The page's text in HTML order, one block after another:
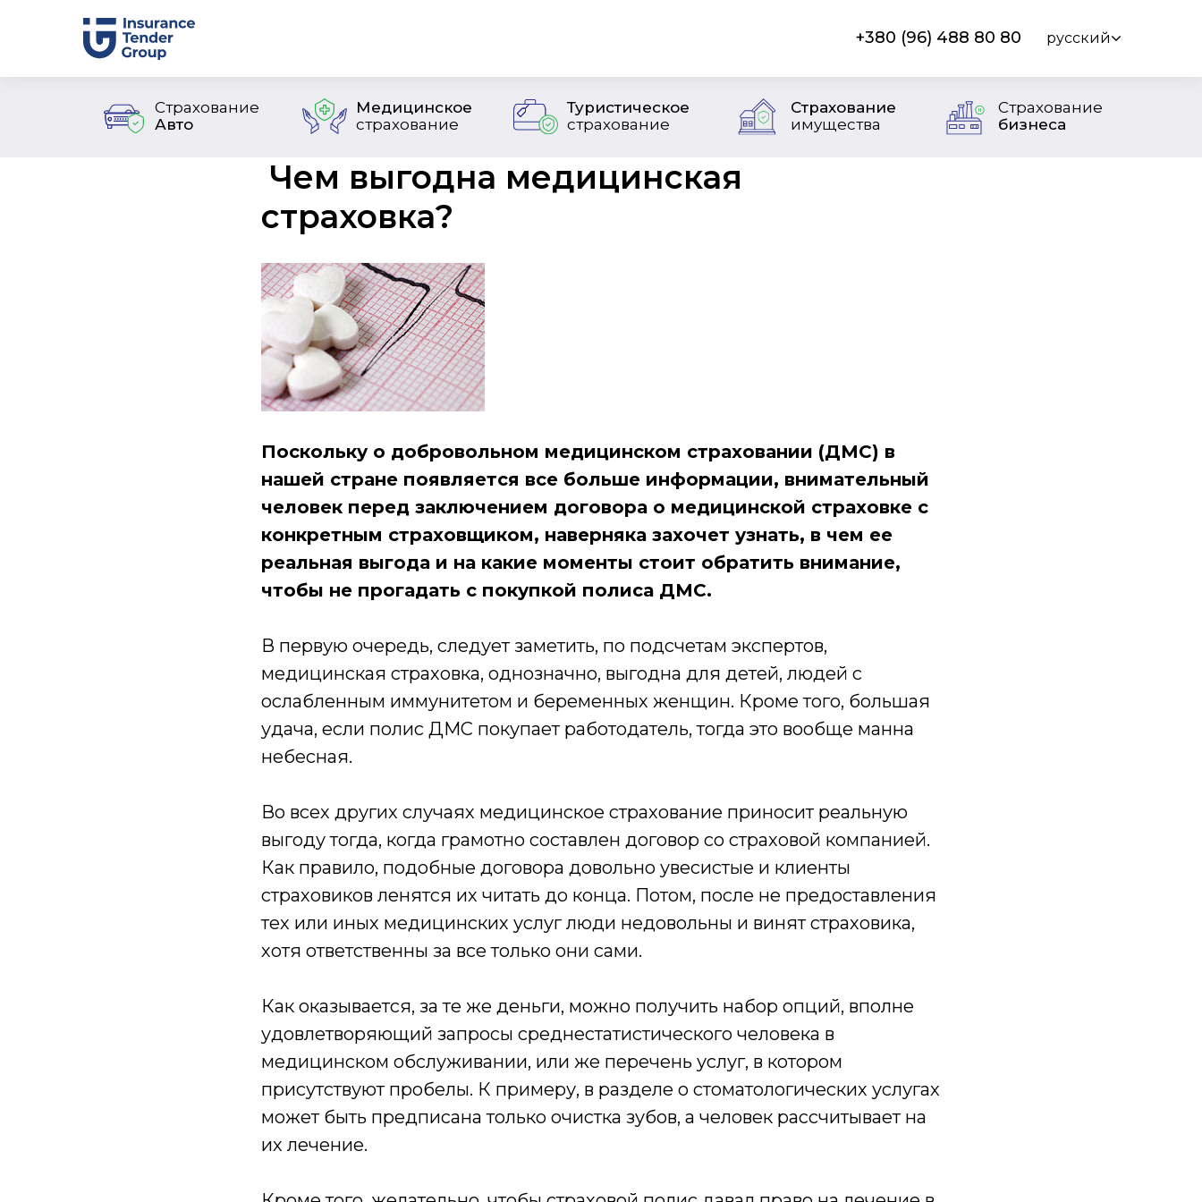
+380 (96) 488 80 80 русский
Страхование
Авто
Туристическое
страхование
Страхование
бизнеса
Медицинское
страхование
Страхование
имущества
Чем выгодна медицинская
страховка?
Поскольку о добровольном медицинском страховании (ДМС) в
нашей стране появляется все больше информации, внимательный
человек перед заключением договора о медицинской страховке с
конкретным страховщиком, наверняка захочет узнать, в чем ее
реальная выгода и на какие моменты стоит обратить внимание,
чтобы не прогадать с покупкой полиса ДМС.
В первую очередь, следует заметить, по подсчетам экспертов,
медицинская страховка, однозначно, выгодна для детей, людей с
ослабленным иммунитетом и беременных женщин. Кроме того, большая
удача, если полис ДМС покупает работодатель, тогда это вообще манна
небесная.
Во всех других случаях медицинское страхование приносит реальную
выгоду тогда, когда грамотно составлен договор со страховой компанией.
Как правило, подобные договора довольно увесистые и клиенты
страховиков ленятся их читать до конца. Потом, после не предоставления
тех или иных медицинских услуг люди недовольны и винят страховика,
хотя ответственны за все только они сами.
Как оказывается, за те же деньги, можно получить набор опций, вполне
удовлетворяющий запросы среднестатистического человека в
медицинском обслуживании, или же перечень услуг, в котором
присутствуют пробелы. К примеру, в разделе о стоматологических услугах
может быть предписана только очистка зубов, а человек рассчитывает на
их лечение.